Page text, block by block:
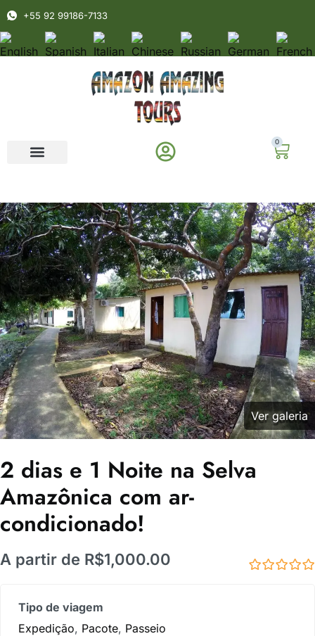
+55 92 99186-7133
0
Ver galeria
2 dias e 1 Noite na Selva
Amazônica com ar-
condicionado!
A partir de R$1,000.00
Tipo de viagem
Expedição, Pacote, Passeio